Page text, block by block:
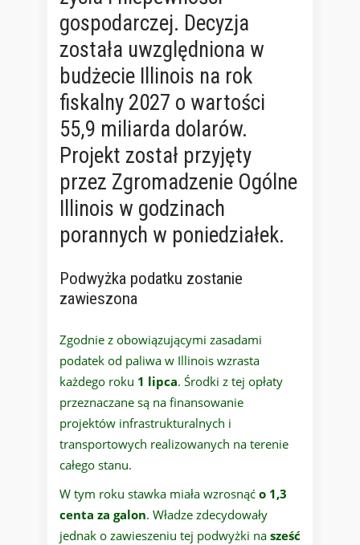
gospodarczej. Decyzja
została uwzględniona w
budżecie Illinois na rok
fiskalny 2027 o wartości
55,9 miliarda dolarów.
Projekt został przyjęty
przez Zgromadzenie Ogólne
Illinois w godzinach
porannych w poniedziałek.
Podwyżka podatku zostanie
zawieszona
Zgodnie z obowiązującymi zasadami
podatek od paliwa w Illinois wzrasta
każdego roku 1 lipca. Środki z tej opłaty
przeznaczane są na finansowanie
projektów infrastrukturalnych i
transportowych realizowanych na terenie
całego stanu.
W tym roku stawka miała wzrosnąć o 1,3
centa za galon. Władze zdecydowały
jednak o zawieszeniu tej podwyżki na sześć